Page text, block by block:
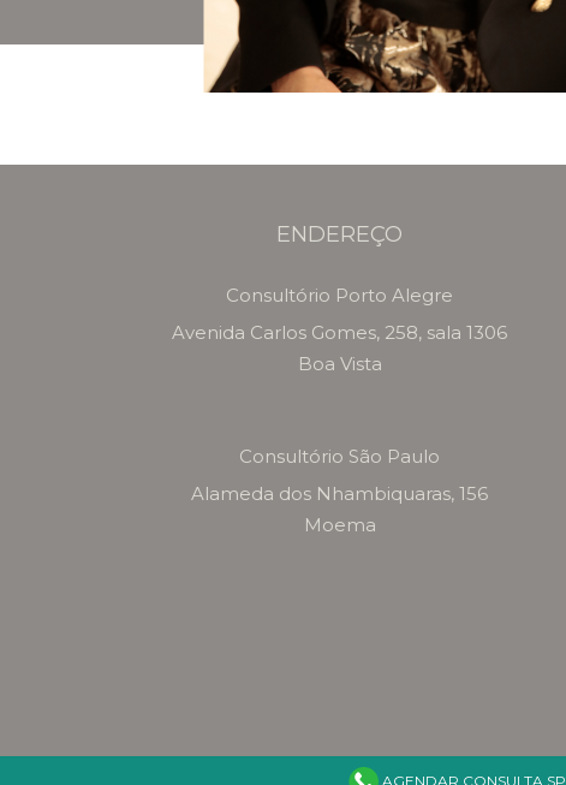
ENDEREÇO
Consultório Porto Alegre
Avenida Carlos Gomes, 258, sala 1306
Boa Vista
Consultório São Paulo
Alameda dos Nhambiquaras, 156
Moema
AGENDAR CONSULTA SP